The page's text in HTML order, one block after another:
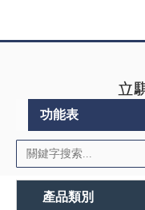
功能表
產品類別